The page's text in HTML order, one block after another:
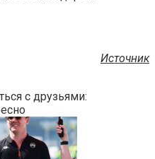
Источник
с друзьями: